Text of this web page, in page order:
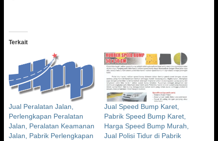
Terkait
Jual Peralatan Jalan,
Perlengkapan Peralatan
Jalan, Peralatan Keamanan
Jalan, Pabrik Perlengkapan
Jual Speed Bump Karet,
Pabrik Speed Bump Karet,
Harga Speed Bump Murah,
Jual Polisi Tidur di Pabrik